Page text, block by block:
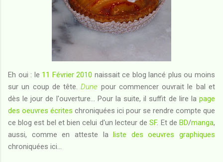
Eh oui : le 11 Février 2010 naissait ce blog lancé plus ou moins
sur un coup de tête.Dune pour commencer ouvrait le bal et
dès le jour de l'ouverture... Pour la suite, il suffit de lire la page
des oeuvres écrites chroniquées ici pour se rendre compte que
ce blog est bel et bien celui d'un lecteur deSF. Et deBD/manga,
aussi, comme en atteste laliste des oeuvres graphiques
chroniquées ici...